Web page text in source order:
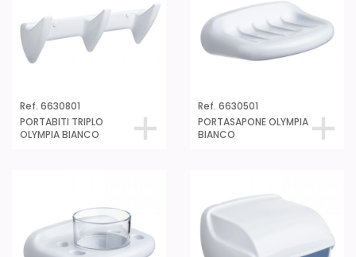
Ref. 6630801
PORTABITI TRIPLO
OLYMPIA BIANCO
Ref. 6630501
PORTASAPONE OLYMPIA
BIANCO